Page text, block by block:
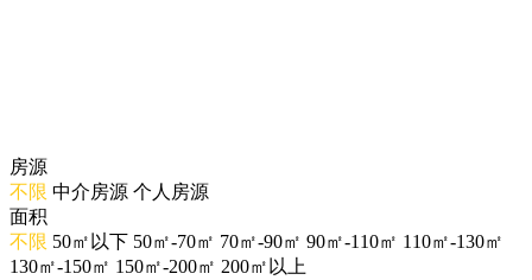
房源
不限 中介房源 个人房源
面积
不限 50㎡以下 50㎡-70㎡ 70㎡-90㎡ 90㎡-110㎡ 110㎡-130㎡
130㎡-150㎡ 150㎡-200㎡ 200㎡以上